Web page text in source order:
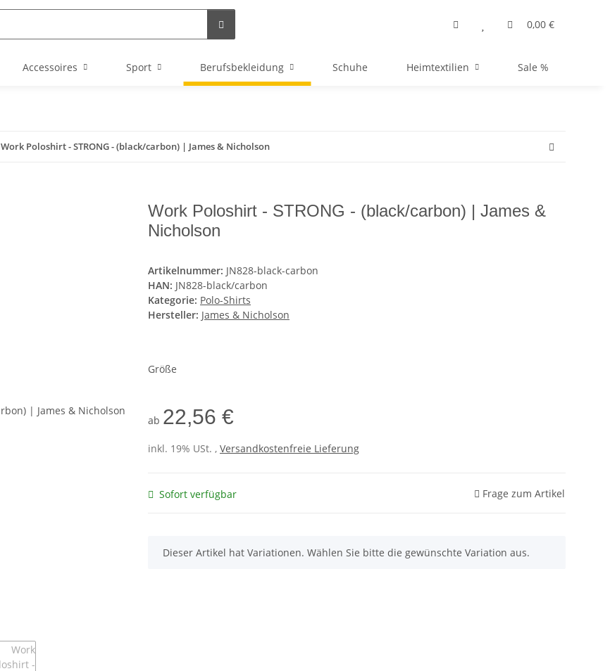
0,00 €
Accessoires Sport Berufsbekleidung Schuhe Heimtextilien Sale %
Work Poloshirt - STRONG - (black/carbon) | James & Nicholson
Work Poloshirt - STRONG - (black/carbon) | James &
Nicholson
Artikelnummer: JN828-black-carbon
HAN: JN828-black/carbon
Kategorie: Polo-Shirts
Hersteller: James & Nicholson
Größe
ab 22,56 €
inkl. 19% USt. , Versandkostenfreie Lieferung
Sofort verfügbar Frage zum Artikel
x
Dieser Artikel hat Variationen. Wählen Sie bitte die gewünschte Variation aus.